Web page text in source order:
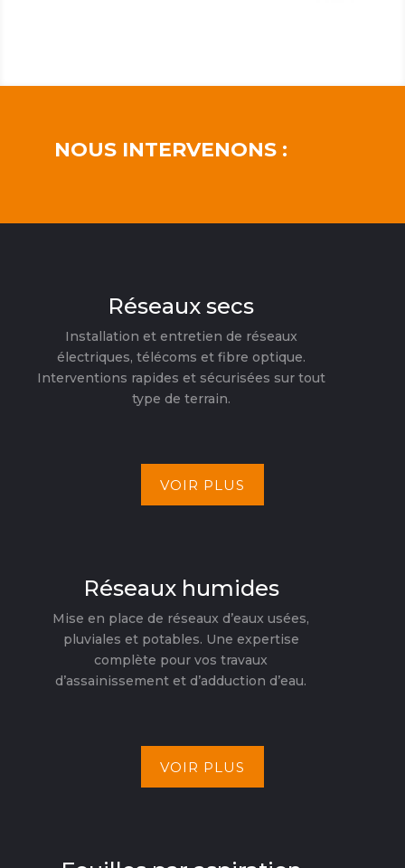
NOUS INTERVENONS :
Réseaux secs
Installation et entretien de réseaux
électriques, télécoms et fibre optique.
Interventions rapides et sécurisées sur tout
type de terrain.
VOIR PLUS
Réseaux humides
Mise en place de réseaux d’eaux usées,
pluviales et potables. Une expertise
complète pour vos travaux
d’assainissement et d’adduction d’eau.
VOIR PLUS